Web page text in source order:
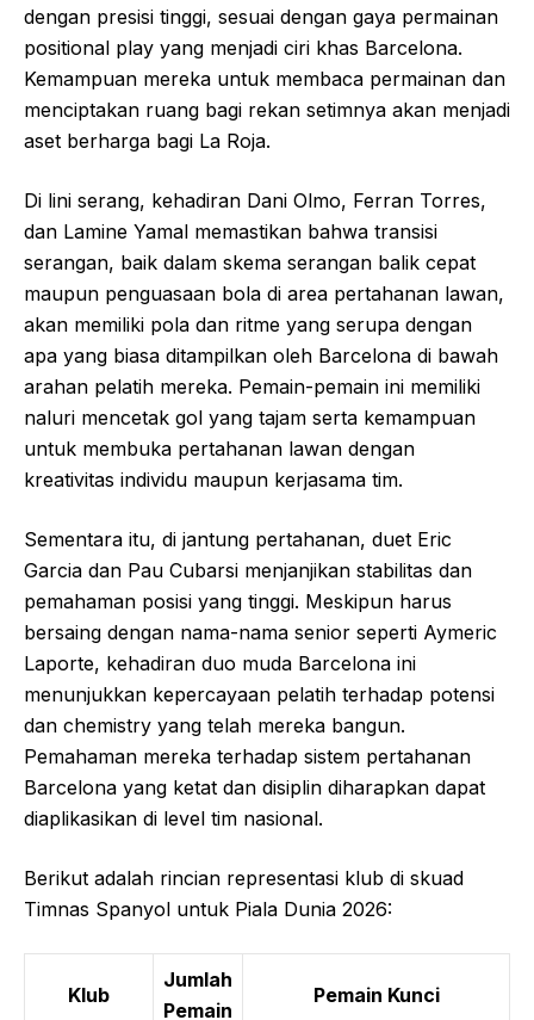
dengan presisi tinggi, sesuai dengan gaya permainan
positional play yang menjadi ciri khas Barcelona.
Kemampuan mereka untuk membaca permainan dan
menciptakan ruang bagi rekan setimnya akan menjadi
aset berharga bagi La Roja.
Di lini serang, kehadiran Dani Olmo, Ferran Torres,
dan Lamine Yamal memastikan bahwa transisi
serangan, baik dalam skema serangan balik cepat
maupun penguasaan bola di area pertahanan lawan,
akan memiliki pola dan ritme yang serupa dengan
apa yang biasa ditampilkan oleh Barcelona di bawah
arahan pelatih mereka. Pemain-pemain ini memiliki
naluri mencetak gol yang tajam serta kemampuan
untuk membuka pertahanan lawan dengan
kreativitas individu maupun kerjasama tim.
Sementara itu, di jantung pertahanan, duet Eric
Garcia dan Pau Cubarsi menjanjikan stabilitas dan
pemahaman posisi yang tinggi. Meskipun harus
bersaing dengan nama-nama senior seperti Aymeric
Laporte, kehadiran duo muda Barcelona ini
menunjukkan kepercayaan pelatih terhadap potensi
dan chemistry yang telah mereka bangun.
Pemahaman mereka terhadap sistem pertahanan
Barcelona yang ketat dan disiplin diharapkan dapat
diaplikasikan di level tim nasional.
Berikut adalah rincian representasi klub di skuad
Timnas Spanyol untuk Piala Dunia 2026:
Klub
Jumlah
Pemain
Pemain Kunci